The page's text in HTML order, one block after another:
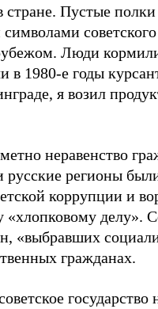
Пустые
Люди
в 1980-е годы
я возил
неравенство
русские регионы
коррупции и
делу».
«выбравших
гражданах.